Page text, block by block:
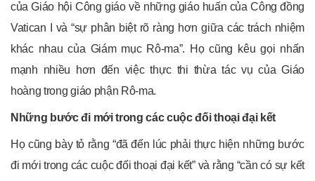
của Giáo hội Công giáo về những giáo huấn của Công đồng
Vatican I và “sự phân biệt rõ ràng hơn giữa các trách nhiệm
khác nhau của Giám mục Rô-ma”. Họ cũng kêu gọi nhấn
mạnh nhiều hơn đến việc thực thi thừa tác vụ của Giáo
hoàng trong giáo phận Rô-ma.
Những bước đi mới trong các cuộc đối thoại đại kết
Họ cũng bày tỏ rằng “đã đến lúc phải thực hiện những bước
đi mới trong các cuộc đối thoại đại kết” và rằng “cần có sự kết